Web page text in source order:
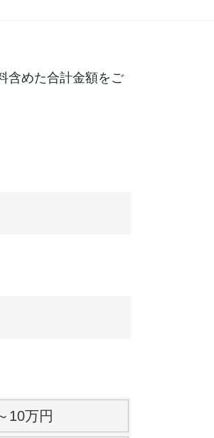
含めた合計金額をご
10万円